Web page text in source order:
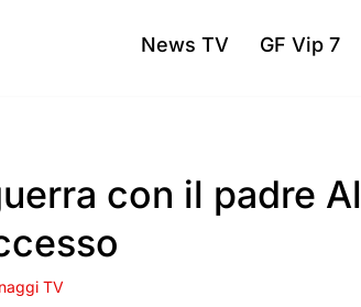
News TV GF Vip 7
con il padre Al
TV